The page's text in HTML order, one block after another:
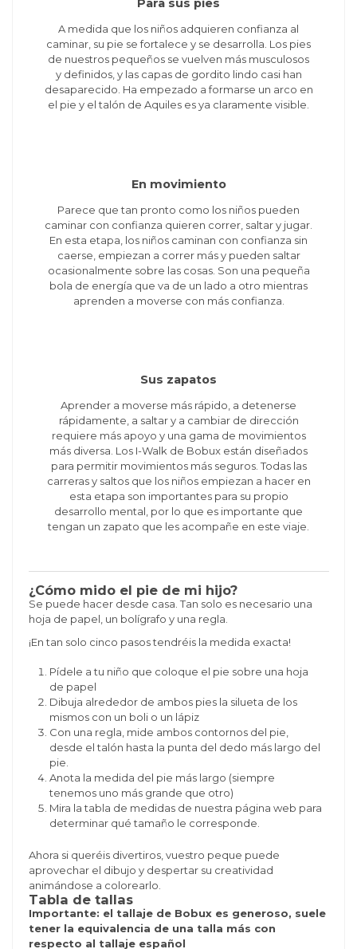
Para sus pies
A medida que los niños adquieren confianza al
caminar, su pie se fortalece y se desarrolla. Los pies
de nuestros pequeños se vuelven más musculosos
y definidos, y las capas de gordito lindo casi han
desaparecido. Ha empezado a formarse un arco en
el pie y el talón de Aquiles es ya claramente visible.
En movimiento
Parece que tan pronto como los niños pueden
caminar con confianza quieren correr, saltar y jugar.
En esta etapa, los niños caminan con confianza sin
caerse, empiezan a correr más y pueden saltar
ocasionalmente sobre las cosas. Son una pequeña
bola de energía que va de un lado a otro mientras
aprenden a moverse con más confianza.
Sus zapatos
Aprender a moverse más rápido, a detenerse
rápidamente, a saltar y a cambiar de dirección
requiere más apoyo y una gama de movimientos
más diversa. Los I-Walk de Bobux están diseñados
para permitir movimientos más seguros. Todas las
carreras y saltos que los niños empiezan a hacer en
esta etapa son importantes para su propio
desarrollo mental, por lo que es importante que
tengan un zapato que les acompañe en este viaje.
¿Cómo mido el pie de mi hijo?
Se puede hacer desde casa. Tan solo es necesario una
hoja de papel, un bolígrafo y una regla.
¡En tan solo cinco pasos tendréis la medida exacta!
Pídele a tu niño que coloque el pie sobre una hoja
de papel
Dibuja alrededor de ambos pies la silueta de los
mismos con un boli o un lápiz
Con una regla, mide ambos contornos del pie,
desde el talón hasta la punta del dedo más largo del
pie.
Anota la medida del pie más largo (siempre
tenemos uno más grande que otro)
Mira la tabla de medidas de nuestra página web para
determinar qué tamaño le corresponde.
Ahora si queréis divertiros, vuestro peque puede
aprovechar el dibujo y despertar su creatividad
animándose a colorearlo.
Tabla de tallas
Importante: el tallaje de Bobux es generoso, suele
tener la equivalencia de una talla más con
respecto al tallaje español